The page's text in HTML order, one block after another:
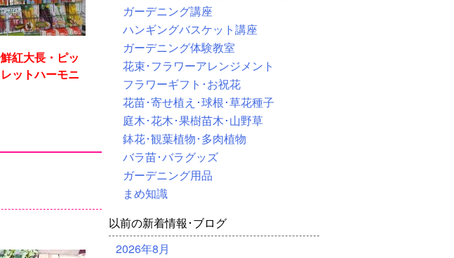
紅大長・ピッ
ットハーモニ
ガーデニング講座
ハンギングバスケット講座
ガーデニング体験教室
花束･フラワーアレンジメント
フラワーギフト･お祝花
花苗･寄せ植え･球根･草花種子
庭木･花木･果樹苗木･山野草
鉢花･観葉植物･多肉植物
バラ苗･バラグッズ
ガーデニング用品
まめ知識
以前の新着情報･ブログ
2026年8月